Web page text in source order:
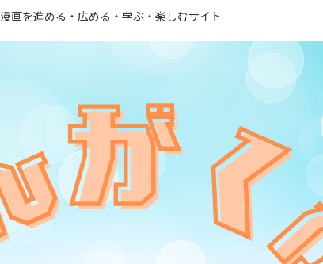
漫画を進める・広める・学ぶ・楽しむサイト